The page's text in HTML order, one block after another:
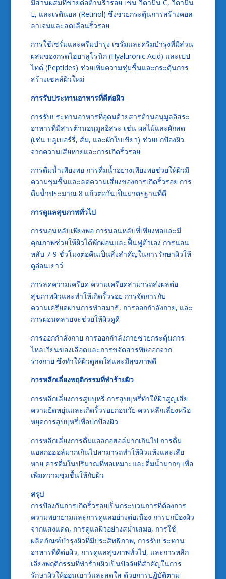
มีส่วนผสมที่ช่วยต่อต้านริ้วรอย เช่น วิตามิน C, วิตามิน
E, และเรตินอล (Retinol) ซึ่งช่วยกระตุ้นการสร้างคอล
ลาเจนและลดเลือนริ้วรอย
การใช้เซรั่มและครีมบำรุง เซรั่มและครีมบำรุงที่มีส่วน
ผสมของกรดไฮยาลูโรนิก (Hyaluronic Acid) และเปป
ไทด์ (Peptides) ช่วยเพิ่มความชุ่มชื้นและกระตุ้นการ
สร้างเซลล์ผิวใหม่
การรับประทานอาหารที่ดีต่อผิว
การรับประทานอาหารที่อุดมด้วยสารต้านอนุมูลอิสระ
อาหารที่มีสารต้านอนุมูลอิสระ เช่น ผลไม้และผักสด
(เช่น บลูเบอร์รี่, ส้ม, และผักใบเขียว) ช่วยปกป้องผิว
จากความเสียหายและการเกิดริ้วรอย
การดื่มน้ำเพียงพอ การดื่มน้ำอย่างเพียงพอช่วยให้ผิวมี
ความชุ่มชื้นและลดความเสี่ยงของการเกิดริ้วรอย การ
ดื่มน้ำประมาณ 8 แก้วต่อวันเป็นมาตรฐานที่ดี
การดูแลสุขภาพทั่วไป
การนอนหลับเพียงพอ การนอนหลับที่เพียงพอและมี
คุณภาพช่วยให้ผิวได้พักผ่อนและฟื้นฟูตัวเอง การนอน
หลับ 7-9 ชั่วโมงต่อคืนเป็นสิ่งสำคัญในการรักษาผิวให้
ดูอ่อนเยาว์
การลดความเครียด ความเครียดสามารถส่งผลต่อ
สุขภาพผิวและทำให้เกิดริ้วรอย การจัดการกับ
ความเครียดผ่านการทำสมาธิ, การออกกำลังกาย, และ
การผ่อนคลายจะช่วยให้ผิวดูดี
การออกกำลังกาย การออกกำลังกายช่วยกระตุ้นการ
ไหลเวียนของเลือดและการขจัดสารพิษออกจาก
ร่างกาย ซึ่งทำให้ผิวดูสดใสและมีสุขภาพดี
การหลีกเลี่ยงพฤติกรรมที่ทำร้ายผิว
การหลีกเลี่ยงการสูบบุหรี่ การสูบบุหรี่ทำให้ผิวสูญเสีย
ความยืดหยุ่นและเกิดริ้วรอยก่อนวัย ควรหลีกเลี่ยงหรือ
หยุดการสูบบุหรี่เพื่อปกป้องผิว
การหลีกเลี่ยงการดื่มแอลกอฮอล์มากเกินไป การดื่ม
แอลกอฮอล์มากเกินไปสามารถทำให้ผิวแห้งและเสีย
หาย ควรดื่มในปริมาณที่พอเหมาะและดื่มน้ำมากๆ เพื่อ
เพิ่มความชุ่มชื้นให้กับผิว
สรุป
การป้องกันการเกิดริ้วรอยเป็นกระบวนการที่ต้องการ
ความพยายามและการดูแลอย่างต่อเนื่อง การปกป้องผิว
จากแสงแดด, การดูแลผิวอย่างสม่ำเสมอ, การใช้
ผลิตภัณฑ์บำรุงผิวที่มีประสิทธิภาพ, การรับประทาน
อาหารที่ดีต่อผิว, การดูแลสุขภาพทั่วไป, และการหลีก
เลี่ยงพฤติกรรมที่ทำร้ายผิวเป็นปัจจัยที่สำคัญในการ
รักษาผิวให้อ่อนเยาว์และสดใส ด้วยการปฏิบัติตาม